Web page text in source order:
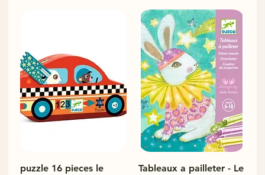
puzzle 16 pieces le
Tableaux a pailleter - Le